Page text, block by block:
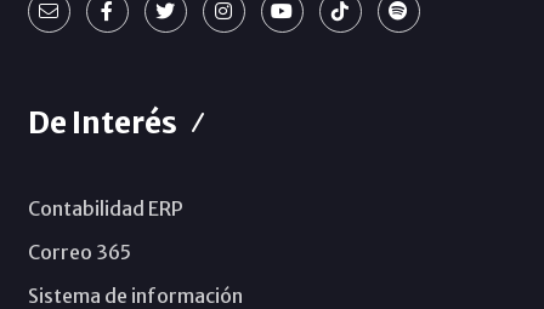
De Interés
Contabilidad ERP
Correo 365
Sistema de información